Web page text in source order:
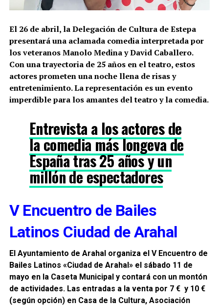
El 26 de abril, la Delegación de Cultura de Estepa
presentará una aclamada comedia interpretada por
los veteranos Manolo Medina y David Caballero.
Con una trayectoria de 25 años en el teatro, estos
actores prometen una noche llena de risas y
entretenimiento. La representación es un evento
imperdible para los amantes del teatro y la comedia.
Entrevista a los actores de
la comedia más longeva de
España tras 25 años y un
millón de espectadores
V Encuentro de Bailes
Latinos Ciudad de Arahal
El Ayuntamiento de Arahal organiza el V Encuentro de
Bailes Latinos «Ciudad de Arahal»el sábado 11 de
mayo en la Caseta Municipal y contará con un montón
de actividades. Las entradas a la venta por 7 € y 10 €
(según opción) en Casa de la Cultura, Asociación